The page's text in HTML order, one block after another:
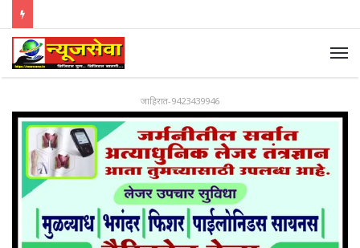
जाहिरात-9423439946